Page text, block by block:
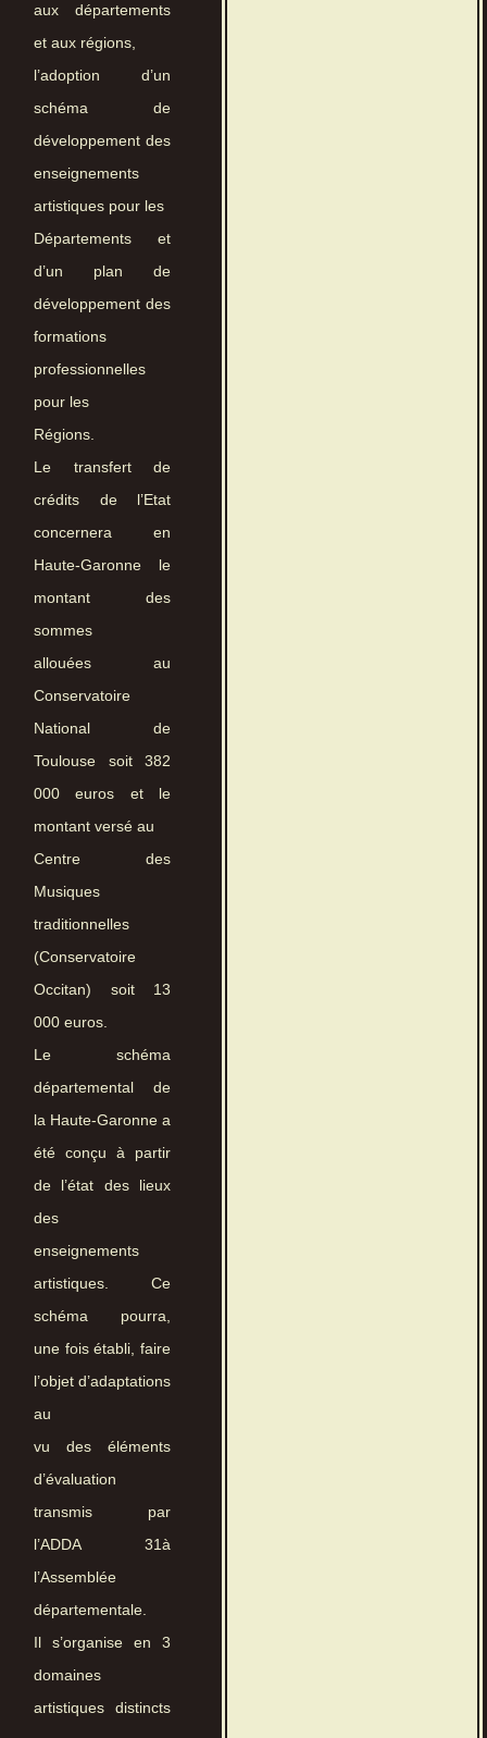
aux départements
et aux régions,
l’adoption d’un
schéma de
développement des
enseignements
artistiques pour les
Départements et
d’un plan de
développement des
formations
professionnelles
pour les
Régions.
Le transfert de
crédits de l’Etat
concernera en
Haute-Garonne le
montant des
sommes
allouées au
Conservatoire
National de
Toulouse soit 382
000 euros et le
montant versé au
Centre des
Musiques
traditionnelles
(Conservatoire
Occitan) soit 13
000 euros.
Le schéma
départemental de
la Haute-Garonne a
été conçu à partir
de l’état des lieux
des
enseignements
artistiques. Ce
schéma pourra,
une fois établi, faire
l’objet d’adaptations
au
vu des éléments
d’évaluation
transmis par
l’ADDA 31à
l’Assemblée
départementale.
Il s’organise en 3
domaines
artistiques distincts